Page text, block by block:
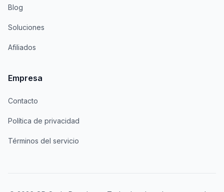
Blog
Soluciones
Afiliados
Empresa
Contacto
Política de privacidad
Términos del servicio